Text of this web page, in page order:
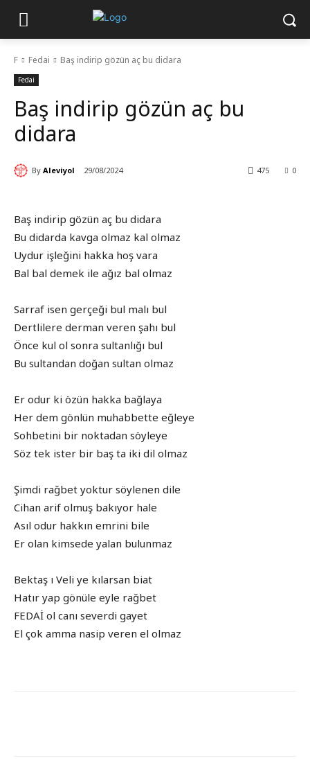
F Fedai Baş indirip gözün aç bu didara
Fedai
Baş indirip gözün aç bu
didara
By Aleviyol 29/08/2024 0
475
Baş indirip gözün aç bu didara
Bu didarda kavga olmaz kal olmaz
Uydur işleğini hakka hoş vara
Bal bal demek ile ağız bal olmaz
Sarraf isen gerçeği bul malı bul
Dertlilere derman veren şahı bul
Önce kul ol sonra sultanlığı bul
Bu sultandan doğan sultan olmaz
Er odur ki özün hakka bağlaya
Her dem gönlün muhabbette eğleye
Sohbetini bir noktadan söyleye
Söz tek ister bir baş ta iki dil olmaz
Şimdi rağbet yoktur söylenen dile
Cihan arif olmuş bakıyor hale
Asıl odur hakkın emrini bile
Er olan kimsede yalan bulunmaz
Bektaş ı Veli ye kılarsan biat
Hatır yap gönüle eyle rağbet
FEDAİ ol canı severdi gayet
El çok amma nasip veren el olmaz